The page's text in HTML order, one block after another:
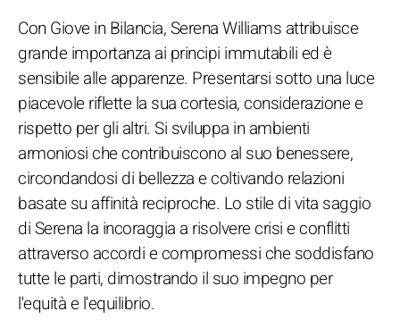
Con Giove in Bilancia, Serena Williams attribuisce
grande importanza ai principi immutabili ed è
sensibile alle apparenze. Presentarsi sotto una luce
piacevole riflette la sua cortesia, considerazione e
rispetto per gli altri. Si sviluppa in ambienti
armoniosi che contribuiscono al suo benessere,
circondandosi di bellezza e coltivando relazioni
basate su affinità reciproche. Lo stile di vita saggio
di Serena la incoraggia a risolvere crisi e conflitti
attraverso accordi e compromessi che soddisfano
tutte le parti, dimostrando il suo impegno per
l'equità e l'equilibrio.